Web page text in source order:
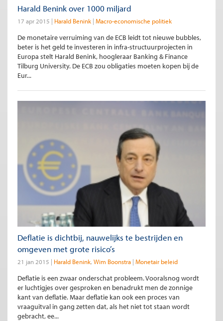
Harald Benink over 1000 miljard
17 apr 2015 Harald Benink Macro-economische politiek
De monetaire verruiming van de ECB leidt tot nieuwe bubbles,
beter is het geld te investeren in infra-structuurprojecten in
Europa stelt Harald Benink, hoogleraar Banking & Finance
Tilburg University. De ECB zou obligaties moeten kopen bij de
Eur...
Deflatie is dichtbij, nauwelijks te bestrijden en
omgeven met grote risico’s
21 jan 2015 Harald Benink Wim Boonstra Monetair beleid
Deflatie is een zwaar onderschat probleem. Vooralsnog wordt
er luchtigjes over gesproken en benadrukt men de zonnige
kant van deflatie. Maar deflatie kan ook een proces van
vraaguitval in gang zetten dat, als het niet tot staan wordt
gebracht, ee...